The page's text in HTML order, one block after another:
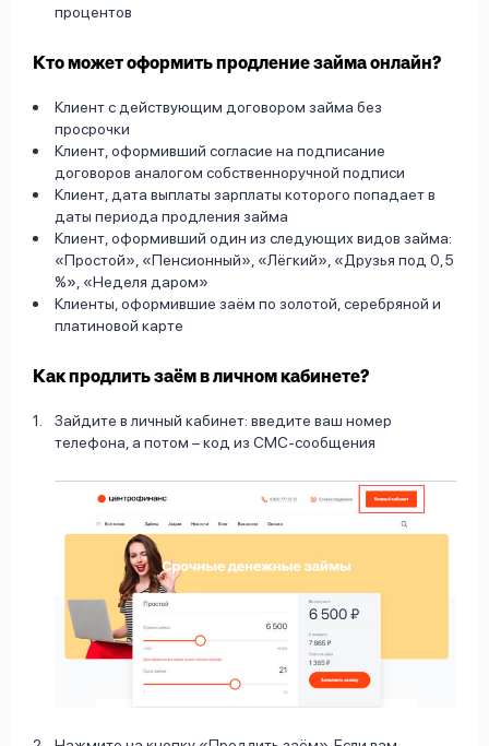
процентов
Кто может оформить продление займа онлайн?
Клиент с действующим договором займа без
просрочки
Клиент, оформивший согласие на подписание
договоров аналогом собственноручной подписи
Клиент, дата выплаты зарплаты которого попадает в
даты периода продления займа
Клиент, оформивший один из следующих видов займа:
«Простой», «Пенсионный», «Лёгкий», «Друзья под 0,5
%», «Неделя даром»
Клиенты, оформившие заём по золотой, серебряной и
платиновой карте
Как продлить заём в личном кабинете?
Зайдите в личный кабинет: введите ваш номер
телефона, а потом – код из СМС-сообщения